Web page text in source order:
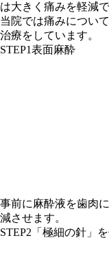
は大きく痛みを軽減
当院では痛みについ
治療をしています。
STEP1表面麻酔
事前に麻酔液を歯肉
減させます。
STEP2 「極細の針」